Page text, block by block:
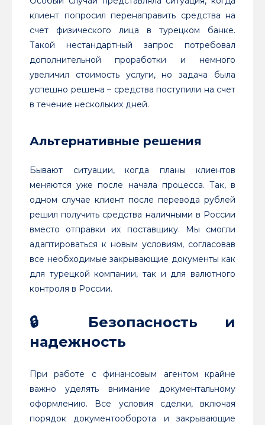
клиент попросил перенаправить средства на
счет физического лица в турецком банке.
Такой нестандартный запрос потребовал
дополнительной проработки и немного
увеличил стоимость услуги, но задача была
успешно решена – средства поступили на счет
в течение нескольких дней.
Альтернативные решения
Бывают ситуации, когда планы клиентов
меняются уже после начала процесса. Так, в
одном случае клиент после перевода рублей
решил получить средства наличными в России
вместо отправки их поставщику. Мы смогли
адаптироваться к новым условиям, согласовав
все необходимые закрывающие документы как
для турецкой компании, так и для валютного
контроля в России.
🔒 Безопасность и
надежность
При работе с финансовым агентом крайне
важно уделять внимание документальному
оформлению. Все условия сделки, включая
порядок документооборота и закрывающие